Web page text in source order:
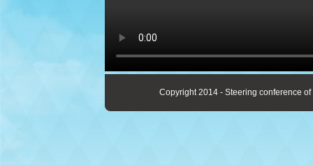
Copyright 2014 - Steering conference